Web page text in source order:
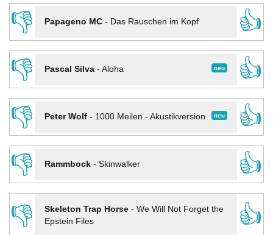
👎
Papageno MC- Das Rauschen im Kopf
👍
👎
neu
Pascal Silva- Aloha
👍
👎
neu
Peter Wolf- 1000 Meilen - Akustikversion
👍
👎
Rammbock- Skinwalker
👍
👎
Skeleton Trap Horse- We Will Not Forget the
Epstein Files
👍